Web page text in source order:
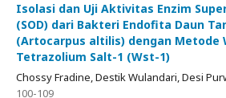
Isolasi dan Uji Aktivitas Enzim
(SOD) dari Bakteri Endofita Daun
(Artocarpus altilis) dengan Metode
Tetrazolium Salt-1 (Wst-1)
Chossy Fradine, Destik Wulandari, Desi
100-109